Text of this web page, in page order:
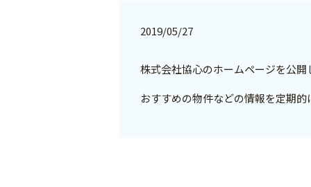
2019/05/27
株式会社協心のホームページを公開
おすすめの物件などの情報を定期